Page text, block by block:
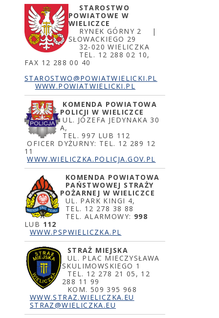
STAROSTWO
POWIATOWE W
WIELICZCE
RYNEK GÓRNY 2 |
SŁOWACKIEGO 29
32-020 WIELICZKA
TEL. 12 288 02 10,
FAX 12 288 00 40
STAROSTWO@POWIATWIELICKI.PL
WWW.POWIATWIELICKI.PL
KOMENDA POWIATOWA
POLICJI W WIELICZCE
UL. JÓZEFA JEDYNAKA 30
A,
TEL. 997 LUB 112
OFICER DYŻURNY: TEL. 12 289 12
11
WWW.WIELICZKA.POLICJA.GOV.PL
KOMENDA POWIATOWA
PAŃSTWOWEJ STRAŻY
POŻARNEJ W WIELICZCE
UL. PARK KINGI 4,
TEL. 12 278 38 88
TEL. ALARMOWY: 998
LUB 112
WWW.PSPWIELICZKA.PL
STRAŻ MIEJSKA
UL. PLAC MIECZYSŁAWA
SKULIMOWSKIEGO 1
TEL. 12 278 21 05, 12
288 11 99
KOM. 509 395 968
WWW.STRAZ.WIELICZKA.EU
STRAZ@WIELICZKA.EU